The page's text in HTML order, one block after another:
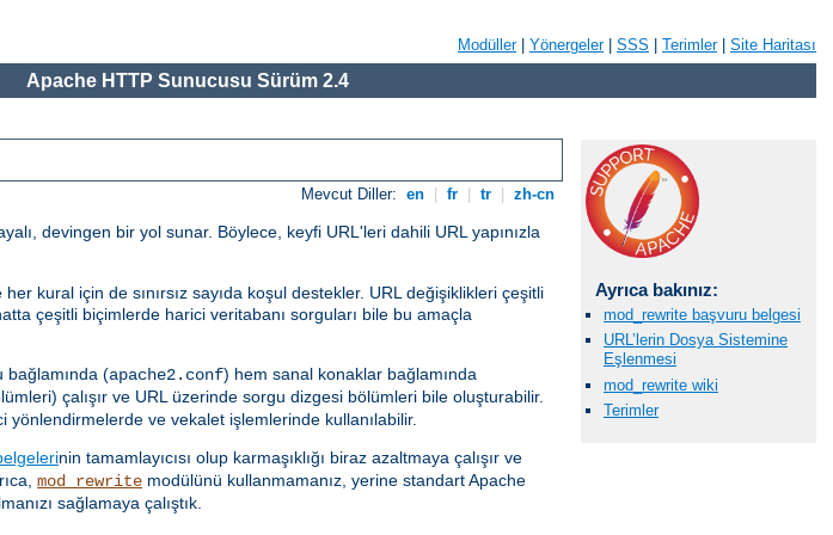
Modüller| Yönergeler| SSS Terimler| Site Haritası
Apache HTTP Sunucusu Sürüm 2.4
Mevcut Diller: en fr tr zh-cn
devingen bir yol sunar. Böylece, keyfi URL'leri dahili URL yapınızla
kural için de sınırsız sayıda koşul destekler. URL değişiklikleri çeşitli
çeşitli biçimlerde harici veritabanı sorguları bile bu amaçla
bağlamında (apache2.conf) hem sanal konaklar bağlamında
çalışır ve URL üzerinde sorgu dizgesi bölümleri bile oluşturabilir.
yönlendirmelerde ve vekalet işlemlerinde kullanılabilir.
nin tamamlayıcısı olup karmaşıklığı biraz azaltmaya çalışır ve
mod_rewrite modülünü kullanmamanız, yerine standart Apache
sağlamaya çalıştık.
Ayrıca bakınız:
mod_rewrite başvuru belgesi
URL’lerin Dosya Sistemine
Eşlenmesi
mod_rewrite wiki
Terimler